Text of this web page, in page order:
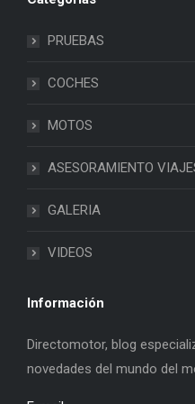
PRUEBAS
COCHES
MOTOS
ASESORAMIENTO
GALERIA
VIDEOS
Información
Directomotor, blog
novedades del mundo del